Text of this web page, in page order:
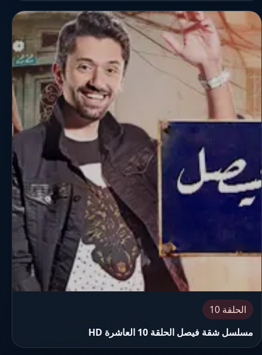
الحلقة 10
مسلسل شقة فيصل الحلقة 10 العاشرة HD